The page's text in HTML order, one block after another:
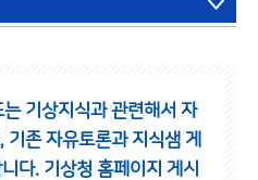
기상지식과 관련해서 자
기존 자유토론과 지식샘 게
다. 기상청 홈페이지 게시